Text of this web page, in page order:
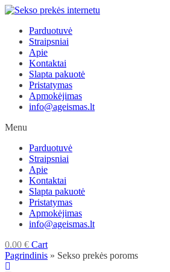
Skip
contentParduotuvė
Straipsniai
Apie
Kontaktai
Slapta pakuotė
Pristatymas
Apmokėjimas
info@ageismas.lt
Menu
Parduotuvė
Straipsniai
Apie
Kontaktai
Slapta pakuotė
Pristatymas
Apmokėjimas
info@ageismas.lt
0.00 € Cart
Pagrindinis » Sekso prekės poroms